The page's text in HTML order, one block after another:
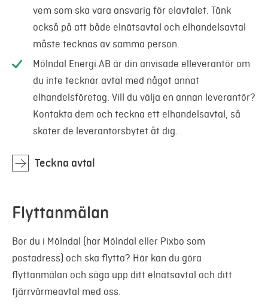
vem som ska vara ansvarig för elavtalet. Tänk
också på att både elnätsavtal och elhandelsavtal
måste tecknas av samma person.
Mölndal Energi AB är din anvisade elleverantör om
du inte tecknar avtal med något annat
elhandelsföretag. Vill du välja en annan leverantör?
Kontakta dem och teckna ett elhandelsavtal, så
sköter de leverantörsbytet åt dig.
Teckna avtal
Flyttanmälan
Bor du i Mölndal (har Mölndal eller Pixbo som
postadress) och ska flytta? Här kan du göra
flyttanmälan och säga upp ditt elnätsavtal och ditt
fjärrvärmeavtal med oss.